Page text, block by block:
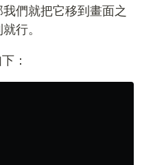
們就把它移到畫面之
行。
：